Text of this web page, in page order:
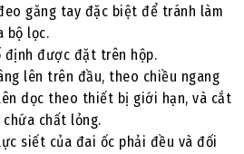
găng tay đặc biệt để tránh làm
bộ lọc.
định được đặt trên hộp.
lên trên đầu, theo chiều ngang
dọc theo thiết bị giới hạn, và cắt
chất lỏng.
siết của đai ốc phải đều và đối